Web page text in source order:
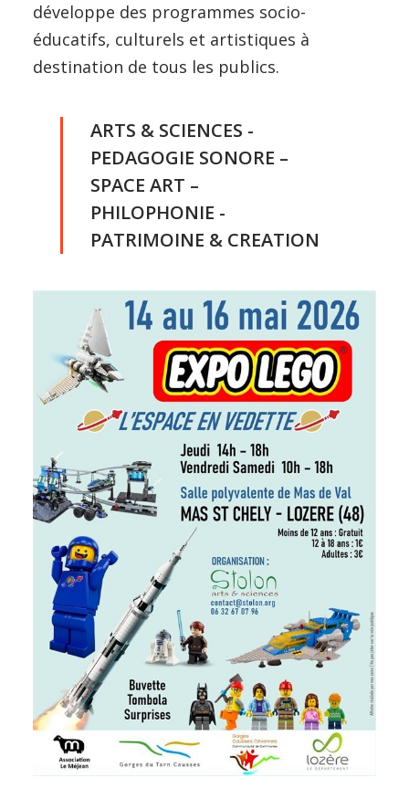
développe des programmes socio-
éducatifs, culturels et artistiques à
destination de tous les publics.
ARTS & SCIENCES -
PEDAGOGIE SONORE –
SPACE ART –
PHILOPHONIE -
PATRIMOINE & CREATION